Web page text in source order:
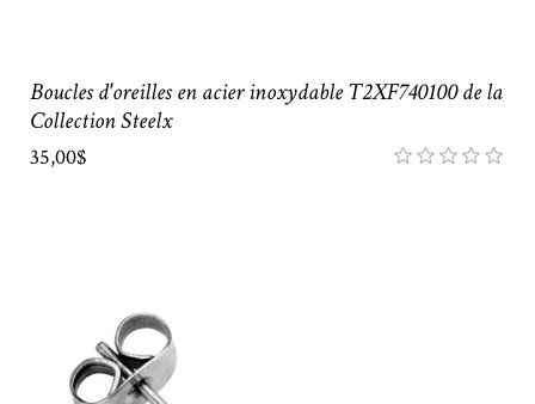
Boucles d'oreilles en acier inoxydable T2XF740100 de la
Collection Steelx
35,00$